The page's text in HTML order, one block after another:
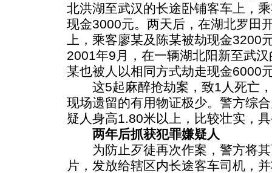
北洪湖至武汉的长途卧铺客车上，
现金3000元。两天后，在湖北罗田
上，乘客廖某及陈某被劫现金3200
2001年9月，在一辆湖北阳新至武
某也被人以相同方式劫走现金6000
这5起麻醉抢劫案，致1人死亡，
现场遗留的有用物证极少。警方综
疑人身高1.80米以上，比较壮实，
两年后抓获犯罪嫌疑人
为防止歹徒再次作案，警方将其
片，发放给辖区内长途客车司机，